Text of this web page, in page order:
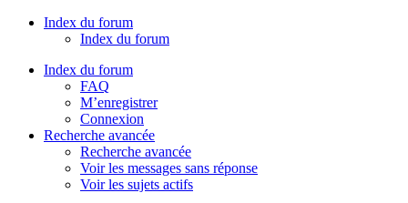
Index du forum
Index du forum
Index du forum
FAQ
M’enregistrer
Connexion
Recherche avancée
Recherche avancée
Voir les messages sans réponse
Voir les sujets actifs